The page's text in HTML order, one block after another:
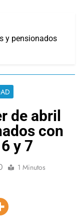
y pensionados
de abril
con
y 7
1 Minutos